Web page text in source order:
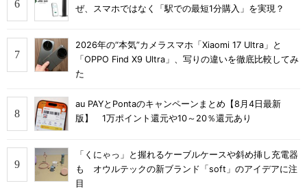
ぜ、スマホではなく「駅での最短1分購入」を実現？
2026年の“本気”カメラスマホ「Xiaomi 17 Ultra」と
「OPPO Find X9 Ultra」、写りの違いを徹底比較してみ
た
au PAYとPontaのキャンペーンまとめ【8月4日最新
版】 1万ポイント還元や10～20％還元あり
「くにゃっ」と握れるケーブルケースや斜め挿し充電器
も オウルテックの新ブランド「soft」のアイデアに注
目